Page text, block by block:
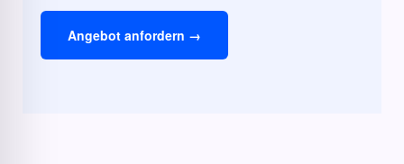
Angebot anfordern →